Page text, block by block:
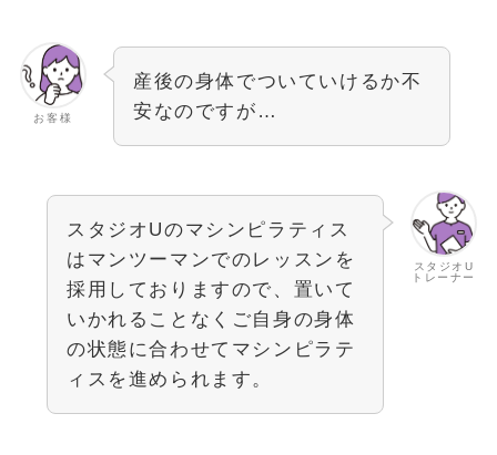
お客様
産後の身体でついていけるか不
安なのですが…
スタジオU
トレーナー
スタジオUのマシンピラティス
はマンツーマンでのレッスンを
採用しておりますので、置いて
いかれることなくご自身の身体
の状態に合わせてマシンピラテ
ィスを進められます。